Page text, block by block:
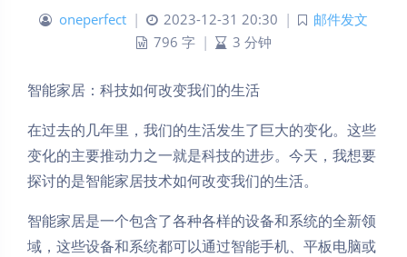
oneperfect | 2023-12-31 20:30 |
邮件发文
796 字 | 3 分钟
智能家居：科技如何改变我们的生活
在过去的几年里，我们的生活发生了巨大的变化。这些
变化的主要推动力之一就是科技的进步。今天，我想要
探讨的是智能家居技术如何改变我们的生活。
智能家居是一个包含了各种各样的设备和系统的全新领
域，这些设备和系统都可以通过智能手机、平板电脑或